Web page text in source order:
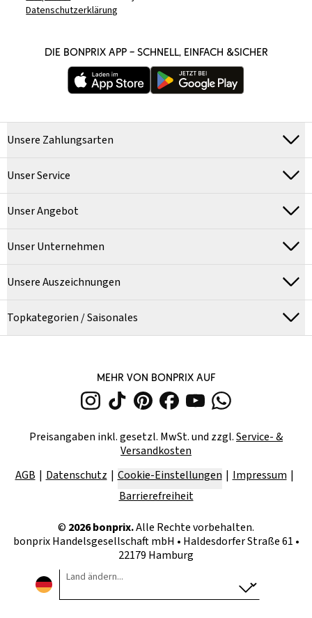
Datenschutzerklärung
DIE BONPRIX APP – SCHNELL, EINFACH &SICHER
Unsere Zahlungsarten
Unser Service
Unser Angebot
Unser Unternehmen
Unsere Auszeichnungen
Topkategorien / Saisonales
MEHR VON BONPRIX AUF
Preisangaben inkl. gesetzl. MwSt. und zzgl.Service- &
Versandkosten
AGB
Datenschutz Cookie-Einstellungen
Impressum
Barrierefreiheit
© 2026bonprix.Alle Rechte vorbehalten.
bonprix Handelsgesellschaft mbH • Haldesdorfer Straße 61 •
22179 Hamburg
Land ändern...